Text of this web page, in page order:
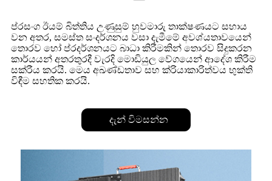
ප්රසංග ඊයම් බිත්තිය උණුසුම් හුවමාරු තාක්ෂණයට සහාය
වන අතර, සමස්ත සංදර්ශනය වසා දැමීමේ අවශ්යතාවයෙන්
තොරව හෝ ප්රදර්ශනයට බාධා කිරීමකින් තොරව සිදුකරන
කාර්යයන් අතරතුරදී වැරදි මොඩියුල වේගයෙන් ආදේශ කිරීම
සක්රීය කරයි. මෙය අඛණ්ඩතාව සහ ක්රියාකාරිත්වය භුක්ති
විඳීම සහතික කරයි.
දැන් විමසන්න